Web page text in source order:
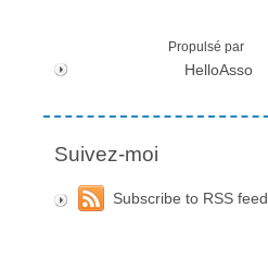
Propulsé par
HelloAsso
Suivez-moi
Subscribe to RSS feed